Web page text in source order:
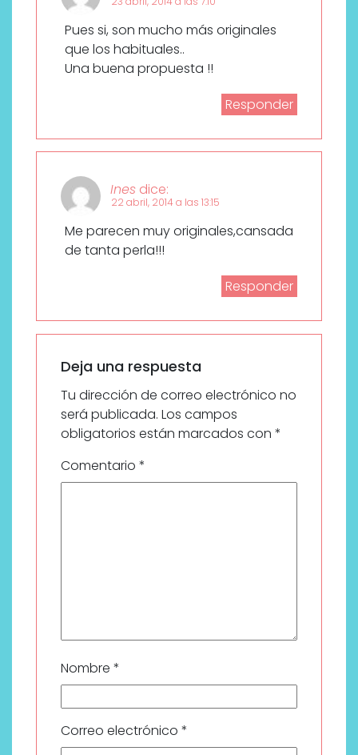
Pues si, son mucho más originales
que los habituales..
Una buena propuesta !!
Responder
Ines dice:
22 abril, 2014 a las 13:15
Me parecen muy originales,cansada
de tanta perla!!!
Responder
Deja una respuesta
Tu dirección de correo electrónico no
será publicada. Los campos
obligatorios están marcados con *
Comentario *
Nombre *
Correo electrónico *